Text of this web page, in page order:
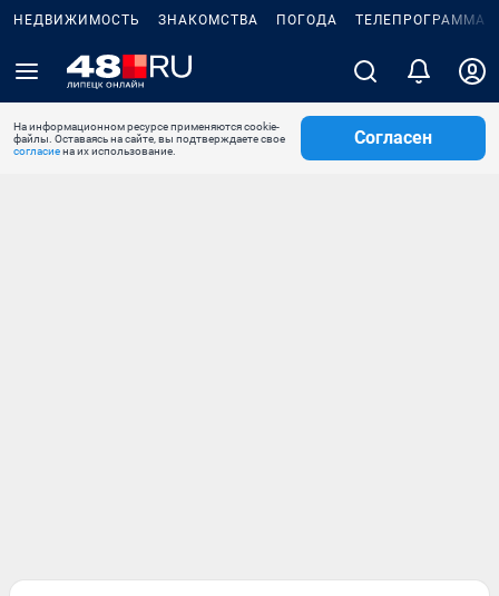
НЕДВИЖИМОСТЬ ЗНАКОМСТВА ПОГОДА ТЕЛЕПРОГРАММА
На информационном ресурсе применяются cookie-
файлы. Оставаясь на сайте, вы подтверждаете свое
согласиена их использование.
Согласен